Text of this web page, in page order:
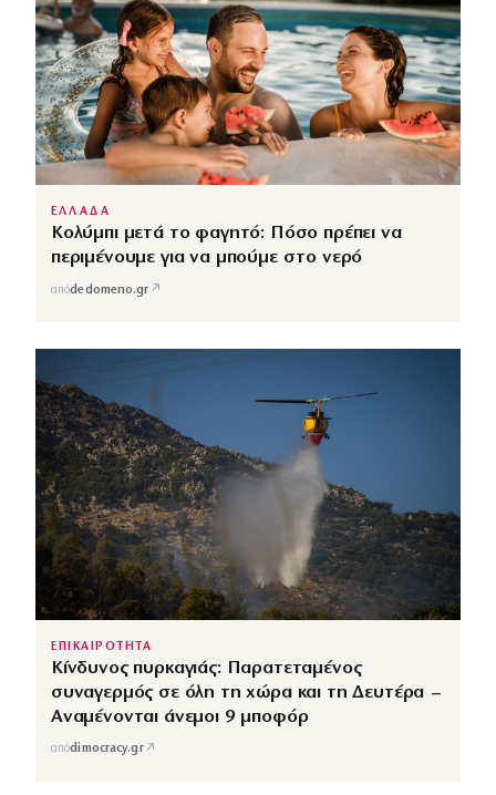
ΕΛΛΑΔΑ
Κολύμπι μετά το φαγητό: Πόσο πρέπει να
περιμένουμε για να μπούμε στο νερό
απόdedomeno.gr ↗
ΕΠΙΚΑΙΡΟΤΗΤΑ
Κίνδυνος πυρκαγιάς: Παρατεταμένος
συναγερμός σε όλη τη χώρα και τη Δευτέρα –
Αναμένονται άνεμοι 9 μποφόρ
απόdimocracy.gr↗